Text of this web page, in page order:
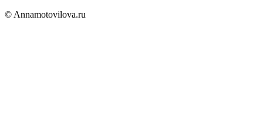
© Annamotovilova.ru